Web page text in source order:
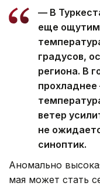
— В
еще
градусов,
региона. В
ветер
не
синоптик.
Аномально
мая может стать